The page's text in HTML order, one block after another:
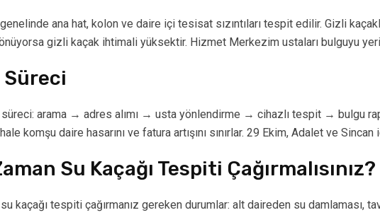
ana hat, kolon ve daire içi tesisat sızıntıları tespit edilir. Gizli
gizli kaçak ihtimali yüksektir. Hizmet Merkezim ustaları bulguyu
arama → adres alımı → usta yönlendirme → cihazlı tespit → bulgu
komşu daire hasarını ve fatura artışını sınırlar. 29 Ekim, Adalet ve Sincan
Su Kaçağı Tespiti Çağırmalısınız?
kaçağı tespiti çağırmanız gereken durumlar: alt daireden su damlaması,